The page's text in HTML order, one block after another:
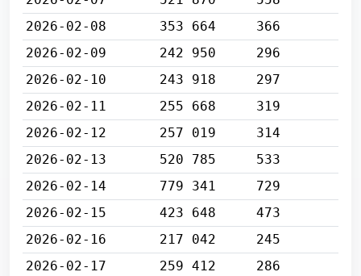
2026-02-08
353 664
366
2026-02-09
242 950
296
2026-02-10
243 918
297
2026-02-11
255 668
319
2026-02-12
257 019
314
2026-02-13
520 785
533
2026-02-14
779 341
729
2026-02-15
423 648
473
2026-02-16
217 042
245
2026-02-17
259 412
286